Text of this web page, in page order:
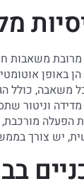
משאבות
באופן
משאבה, כולל
וניטור
הפעלה
יש צורך